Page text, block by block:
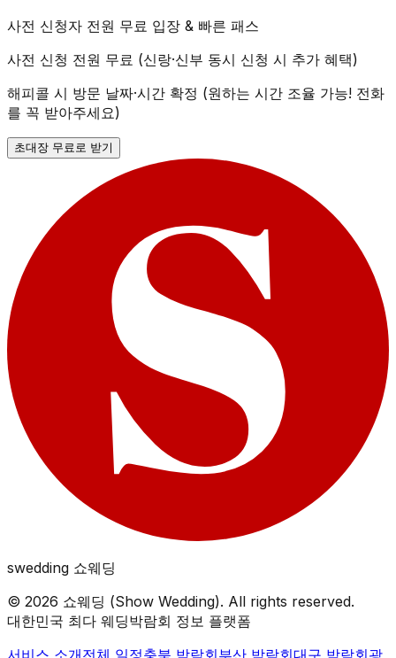
사전 신청자 전원 무료 입장 & 빠른 패스
사전 신청 전원 무료 (신랑·신부 동시 신청 시 추가 혜택)
해피콜 시 방문 날짜·시간 확정 (원하는 시간 조율 가능! 전화
를 꼭 받아주세요)
초대장 무료로 받기
swedding 쇼웨딩
© 2026 쇼웨딩 (Show Wedding). All rights reserved.
대한민국 최다 웨딩박람회 정보 플랫폼